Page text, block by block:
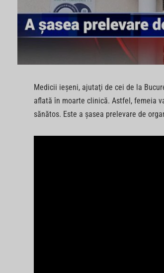
Medicii ieşeni, ajutaţi de cei de la
aflată în moarte clinică. Astfel, femeia
sănătos. Este a şasea prelevare de